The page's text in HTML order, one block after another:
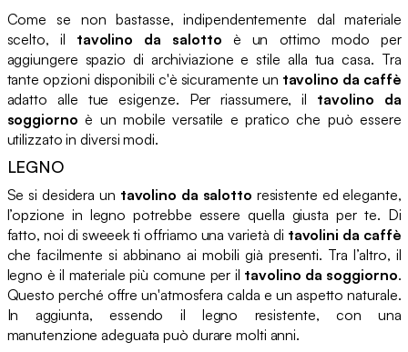
Come se non bastasse, indipendentemente dal materiale
scelto, il tavolino da salotto è un ottimo modo per
aggiungere spazio di archiviazione e stile alla tua casa. Tra
tante opzioni disponibili c'è sicuramente un tavolino da caffè
adatto alle tue esigenze. Per riassumere, il tavolino da
soggiorno è un mobile versatile e pratico che può essere
utilizzato in diversi modi.
LEGNO
Se si desidera un tavolino da salotto resistente ed elegante,
l’opzione in legno potrebbe essere quella giusta per te. Di
fatto, noi di sweeek ti offriamo una varietà di tavolini da caffè
che facilmente si abbinano ai mobili già presenti. Tra l’altro, il
legno è il materiale più comune per il tavolino da soggiorno.
Questo perché offre un'atmosfera calda e un aspetto naturale.
In aggiunta, essendo il legno resistente, con una
manutenzione adeguata può durare molti anni.